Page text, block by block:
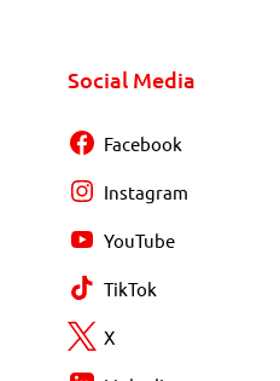
Social Media
Facebook
Instagram
YouTube
TikTok
X